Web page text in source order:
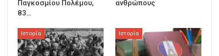
Παγκοσμίου Πολέμου,
83…
ανθρώπους
Ιστορία Ιστορία